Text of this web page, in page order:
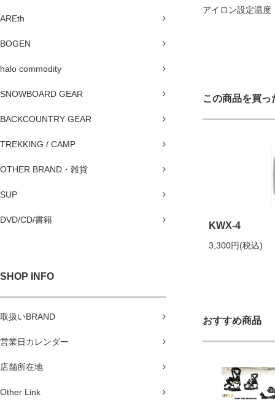
AREth
BOGEN
halo commodity
SNOWBOARD GEAR
BACKCOUNTRY GEAR
TREKKING / CAMP
OTHER BRAND・雑貨
SUP
DVD/CD/書籍
SHOP INFO
取扱いBRAND
営業日カレンダー
店舗所在地
Other Link
アイロン設定温
この商品を買
KWX-4
3,300円(税込)
おすすめ商品